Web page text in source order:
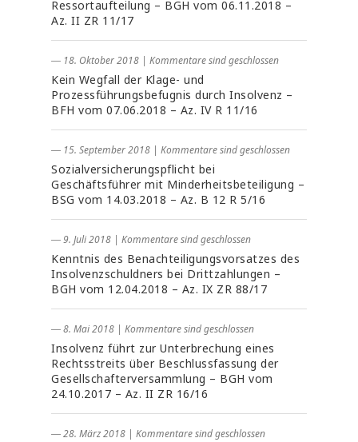
Ressortaufteilung – BGH vom 06.11.2018 –
Az. II ZR 11/17
― 18. Oktober 2018 | Kommentare sind geschlossen
Kein Wegfall der Klage- und
Prozessführungsbefugnis durch Insolvenz –
BFH vom 07.06.2018 – Az. IV R 11/16
― 15. September 2018 | Kommentare sind geschlossen
Sozialversicherungspflicht bei
Geschäftsführer mit Minderheitsbeteiligung –
BSG vom 14.03.2018 – Az. B 12 R 5/16
― 9. Juli 2018 | Kommentare sind geschlossen
Kenntnis des Benachteiligungsvorsatzes des
Insolvenzschuldners bei Drittzahlungen –
BGH vom 12.04.2018 – Az. IX ZR 88/17
― 8. Mai 2018 | Kommentare sind geschlossen
Insolvenz führt zur Unterbrechung eines
Rechtsstreits über Beschlussfassung der
Gesellschafterversammlung – BGH vom
24.10.2017 – Az. II ZR 16/16
― 28. März 2018 | Kommentare sind geschlossen